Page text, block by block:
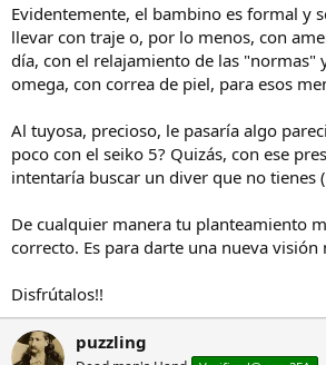
Evidentemente, el bambino es formal y
llevar con traje o, por lo menos, con
día, con el relajamiento de las "normas"
omega, con correa de piel, para esos
Al tuyosa, precioso, le pasaría algo
poco con el seiko 5? Quizás, con ese
intentaría buscar un diver que no tienes
De cualquier manera tu planteamiento
correcto. Es para darte una nueva visión
Disfrútalos!!
puzzling